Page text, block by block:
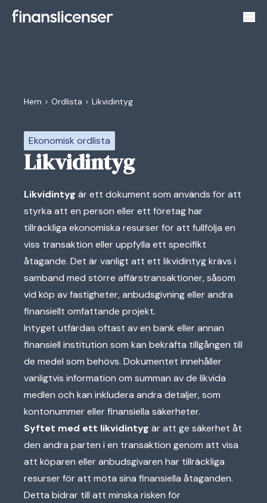
Hem > Ordlista > Likvidintyg
Ekonomisk ordlista
Likvidintyg
Likvidintyg är ett dokument som används för att
styrka att en person eller ett företag har
tillräckliga ekonomiska resurser för att fullfölja en
viss transaktion eller uppfylla ett specifikt
åtagande. Det är vanligt att ett likvidintyg krävs i
samband med större affärstransaktioner, såsom
vid köp av fastigheter, anbudsgivning eller andra
finansiellt omfattande projekt.
Intyget utfärdas oftast av en bank eller annan
finansiell institution som kan bekräfta tillgången till
de medel som behövs. Dokumentet innehåller
vanligtvis information om summan av de likvida
medlen och kan inkludera andra detaljer, som
kontonummer eller finansiella säkerheter.
Syftet med ett likvidintyg är att ge säkerhet åt
den andra parten i en transaktion genom att visa
att köparen eller anbudsgivaren har tillräckliga
resurser för att möta sina finansiella åtaganden.
Detta bidrar till att minska risken för